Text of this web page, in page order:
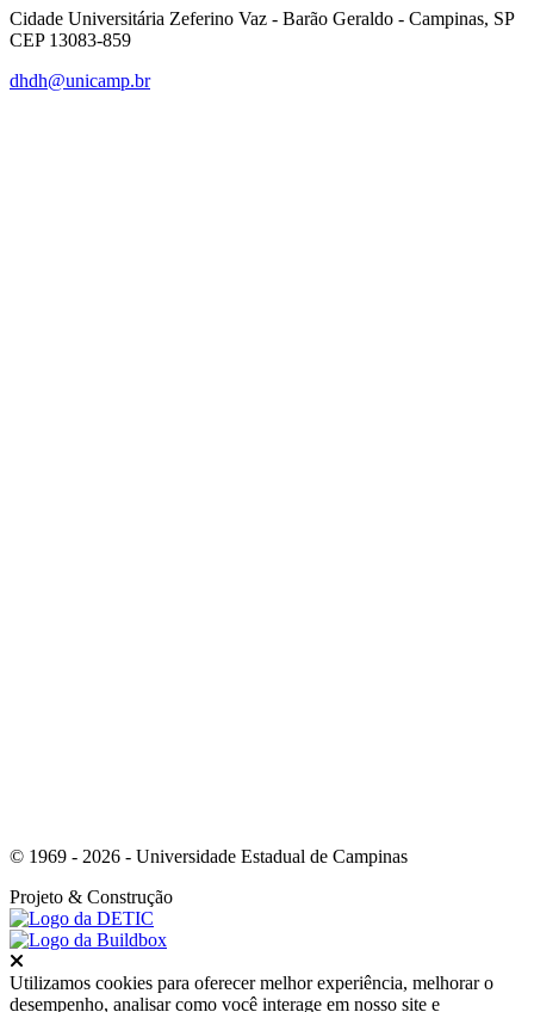
Cidade Universitária Zeferino Vaz - Barão Geraldo - Campinas, SP
CEP 13083-859
dhdh@unicamp.br
© 1969 - 2026 - Universidade Estadual de Campinas
Projeto & Construção
Utilizamos cookies para oferecer melhor experiência, melhorar o
desempenho, analisar como você interage em nosso site e